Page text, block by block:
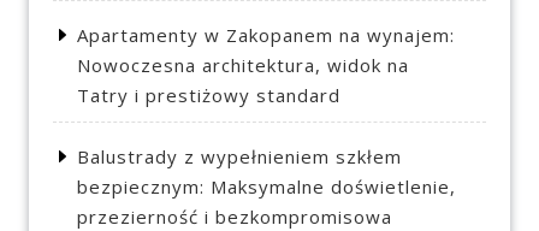
Apartamenty w Zakopanem na wynajem:
Nowoczesna architektura, widok na
Tatry i prestiżowy standard
Balustrady z wypełnieniem szkłem
bezpiecznym: Maksymalne doświetlenie,
przezierność i bezkompromisowa